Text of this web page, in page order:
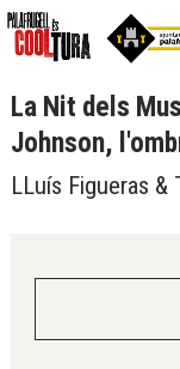
La Nit dels
Johnson,
LLuís Figueras &